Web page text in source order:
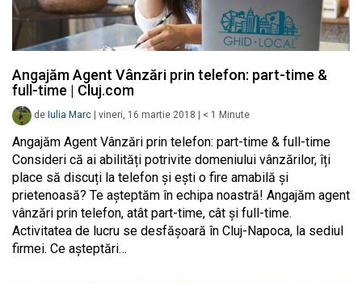
Angajăm Agent Vânzări prin telefon: part-time &
full-time | Cluj.com
de Iulia Marc vineri, 16 martie 2018 < 1 Minute
Angajăm Agent Vânzări prin telefon: part-time & full-time
Consideri că ai abilități potrivite domeniului vânzărilor, îți
place să discuți la telefon și ești o fire amabilă și
prietenoasă? Te așteptăm în echipa noastră! Angajăm agent
vânzări prin telefon, atât part-time, cât și full-time.
Activitatea de lucru se desfășoară în Cluj-Napoca, la sediul
firmei. Ce așteptări…